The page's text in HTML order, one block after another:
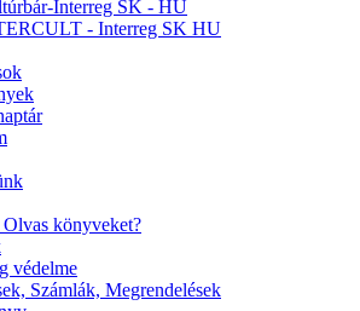
Interreg SK - HU
- Interreg SK HU
könyveket?
védelme
Számlák, Megrendelések